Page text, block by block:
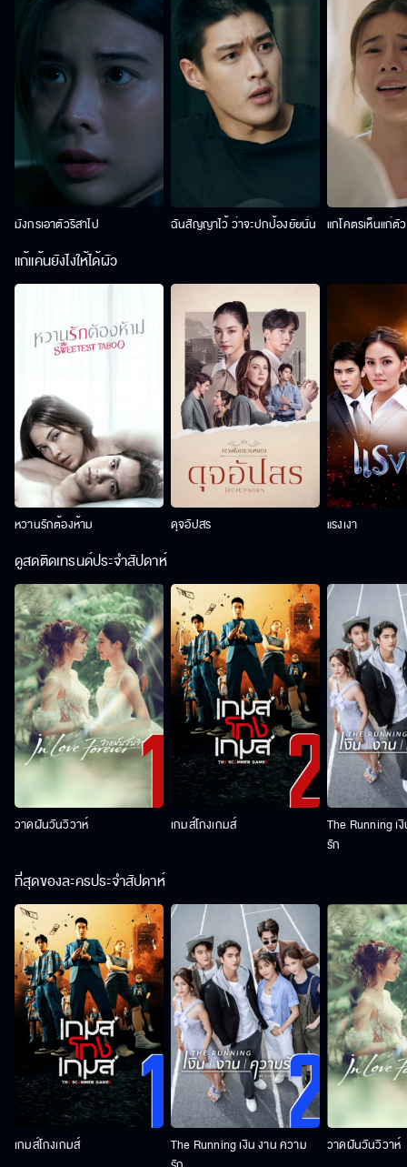
มังกรเอาตัวริสาไป ฉันสัญญาไว้ ว่าจะปกป้องยัยนั่น แกโคตรเห็นแก่ตั
แก้แค้นยังไงให้ได้ผัว
หวานรักต้องห้าม ดุจอัปสร แรงเงา
ดูสดติดเทรนด์ประจำสัปดาห์
วาดฝันวันวิวาห์ เกมส์โกงเกมส์
The Running เ
รัก
ที่สุดของละครประจำสัปดาห์
เกมส์โกงเกมส์
The Running เงิน งาน ความ
วาดฝันวันวิวาห์